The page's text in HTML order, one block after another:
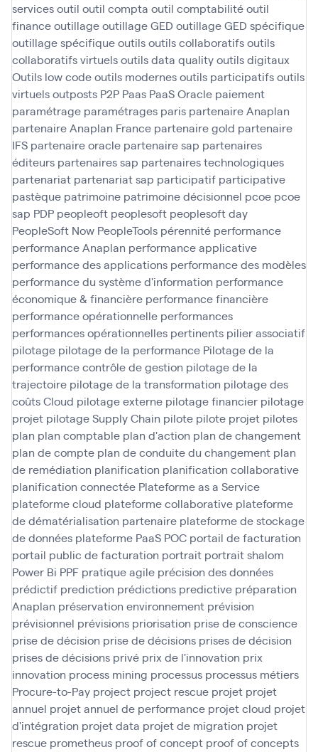
servicesoutil outil compta outil comptabilitéoutil
financeoutillageoutillage GED outillage GED spécifique
outillage spécifiqueoutilsoutils collaboratifsoutils
collaboratifs virtuelsoutils data qualityoutils digitaux
Outils low codeoutils modernesoutils participatifsoutils
virtuelsoutposts P2P Paas PaaS Oracle paiement
paramétrage paramétrages paris partenaire Anaplan
partenaire Anaplan France partenaire gold partenaire
IFS partenaire oracle partenaire sap partenaires
éditeurs partenaires sap partenaires technologiques
partenariat partenariat sap participatif participative
pastèque patrimoine patrimoine décisionnel pcoe pcoe
sap PDP peopleoft peoplesoft peoplesoft day
PeopleSoft Now PeopleTools pérennité performance
performance Anaplan performance applicative
performance des applications performance des modèles
performance du système d'information performance
économique & financière performance financière
performance opérationnelle performances
performances opérationnelles pertinents pilier associatif
pilotage pilotage de la performance Pilotage de la
performance contrôle de gestion pilotage de la
trajectoire pilotage de la transformation pilotage des
coûts Cloud pilotage externe pilotage financier pilotage
projet pilotage Supply Chain pilote pilote projet pilotes
plan plan comptable plan d'action plan de changement
plan de compte plan de conduite du changement plan
de remédiation planification planification collaborative
planification connectée Plateforme as a Service
plateforme cloud plateforme collaborative plateforme
de dématérialisation partenaire plateforme de stockage
de données plateforme PaaS POC portail de facturation
portail public de facturation portrait portrait shalom
Power Bi PPF pratique agile précision des données
prédictif prediction prédictions predictive préparation
Anaplan préservation environnement prévision
prévisionnel prévisions priorisation prise de conscience
prise de décision prise de décisions prises de décision
prises de décisions privé prix de l'innovation prix
innovation process mining processus processus métiers
Procure-to-Pay project project rescue projet projet
annuel projet annuel de performance projet cloud projet
d'intégration projet data projet de migration projet
rescue prometheus proof of concept proof of concepts